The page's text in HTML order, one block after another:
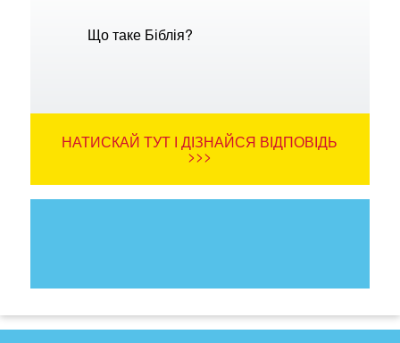
Що таке Біблія?
НАТИСКАЙ ТУТ І ДІЗНАЙСЯ ВІДПОВІДЬ
>>>